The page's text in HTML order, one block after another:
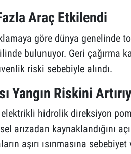
Araç Etkilendi
göre dünya genelinde
bulunuyor. Geri çağırma
riski sebebiyle alındı.
Yangın Riskini
hidrolik direksiyon
arızadan kaynaklandığını
aşırı ısınmasına